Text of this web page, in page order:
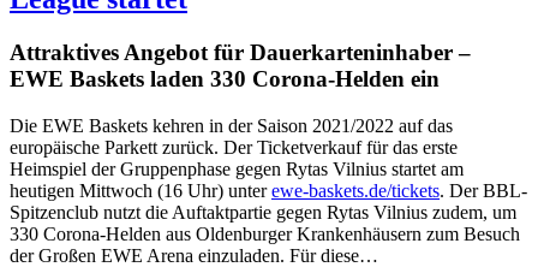
Attraktives Angebot für Dauerkarteninhaber –
EWE Baskets laden 330 Corona-Helden ein
Die EWE Baskets kehren in der Saison 2021/2022 auf das
europäische Parkett zurück. Der Ticketverkauf für das erste
Heimspiel der Gruppenphase gegen Rytas Vilnius startet am
heutigen Mittwoch (16 Uhr) unterewe-baskets.de/tickets. Der BBL-
Spitzenclub nutzt die Auftaktpartie gegen Rytas Vilnius zudem, um
330 Corona-Helden aus Oldenburger Krankenhäusern zum Besuch
der Großen EWE Arena einzuladen. Für diese…